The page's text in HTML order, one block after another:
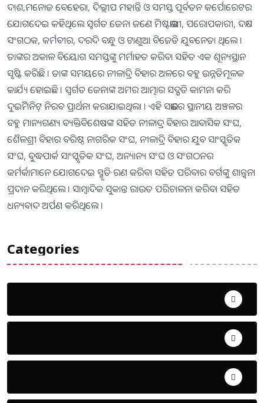
ଦାଶ,ମନୋଜ ବେହେରା, ଦିଲ୍ଲୀପ ମହାନ୍ତି ଓ ସମସ୍ତ ପୂର୍ବତନ କର୍ପୋରେଟର
ଯୋଗଦେଇ କହିଥିଲେ ସ୍ୱର୍ଗତ ଜେନା ଜଣେ ମିଷ୍ଟଭାଷୀ, ପରୋପକାରୀ, ଦକ୍ଷ
ସଂଗଠକ, କର୍ମବୀର, ଦରଦି ବନ୍ଧୁ ଓ ଟାଣୁଆ ବିଜେଡି ଯୁବନେତା ଥିଲେ ।
ତାଙ୍କର ଅକାଳ ବିୟୋଗ ସମସ୍ତଙ୍କୁ ମର୍ମାହତ କରିବା ସହିତ ଏକ ଶୂନ୍ୟସ୍ଥାନ
ସୃଷ୍ଟି କରିଛି । ତାଙ୍କ ସମୟରେ ନୀଳାଦ୍ରି ବିହାର ଅଳରେ ବହୁ ଉନ୍ନତିମୂଳକ
କାର୍ଯ୍ୟ ହୋଇଛି । ସ୍ୱର୍ଗତ ଜେନାଙ୍କ ଅମର ଆତ୍ମାର ସଦ୍ଗତି କାମନା କରି
ଦୁଇମିିନିଟ୍ ନିରବ ପ୍ରାର୍ଥନା କରାଯାଇଥିଲା । ଏହି ସଭାରେ ସ୍ଥାନୀୟ ଅଞ୍ଚଳର
ବହୁ ମାନ୍ୟଗଣ୍ୟ ବ୍ୟକ୍ତିବିଶେଷଙ୍କ ସହିତ ନୀଳାଦ୍ର ବିହାର ଆବାସିକ ସଂଘ,
ଶୈଳଶ୍ରୀ ବିହାର ବରିଷ୍ଠ ନାଗରିକ ସଂଘ, ନୀଳାଦ୍ରି ବିହାର ଯୁବ ସାଂସ୍କୃତିକ
ସଂଘ, ବୁଦ୍ଧପାର୍କ ସାଂସ୍କୃତିକ ସଂଘ, ଅନ୍ୟାନ୍ୟ ସଂଘ ଓ ସଂଗଠନର
କର୍ମର୍କାମାନେ ଯୋଗଦେଇ ସ୍ମୃତି·ରଣ କରିବା ସହିତ ପରିବାର ବର୍ଗଙ୍କୁ ଶାନ୍ତ୍ୱନା
ପ୍ରଦାନ କରିଥିଲେ । ସାମ୍ବାଦିକ ସୁକାନ୍ତ ରାଉତ ପରିଚାଳନା କରିବା ସହିତ
ଧନ୍ୟବାଦ ଅର୍ପଣ କରିଥିଲେ ।
Categories